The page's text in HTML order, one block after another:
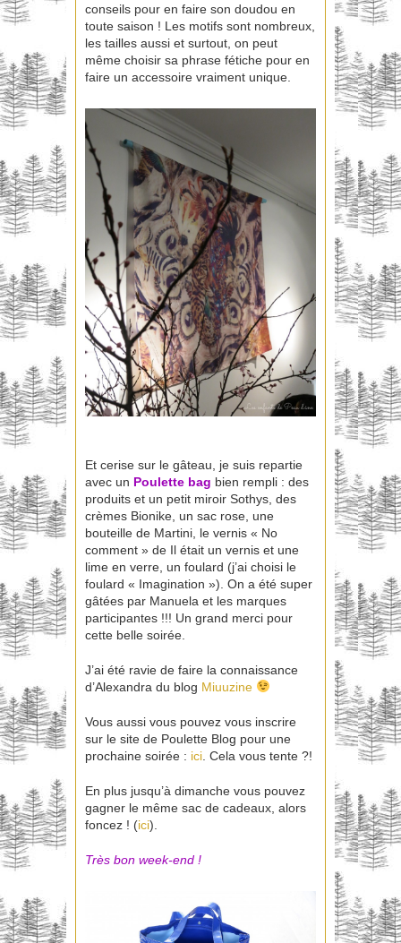
conseils pour en faire son doudou en
toute saison ! Les motifs sont nombreux,
les tailles aussi et surtout, on peut
même choisir sa phrase fétiche pour en
faire un accessoire vraiment unique.
Et cerise sur le gâteau, je suis repartie
avec un Poulette bag bien rempli : des
produits et un petit miroir Sothys, des
crèmes Bionike, un sac rose, une
bouteille de Martini, le vernis « No
comment » de Il était un vernis et une
lime en verre, un foulard (j’ai choisi le
foulard « Imagination »). On a été super
gâtées par Manuela et les marques
participantes !!! Un grand merci pour
cette belle soirée.
J’ai été ravie de faire la connaissance
d’Alexandra du blog Miuuzine
Vous aussi vous pouvez vous inscrire
sur le site de Poulette Blog pour une
prochaine soirée : ici . Cela vous tente ?!
En plus jusqu’à dimanche vous pouvez
gagner le même sac de cadeaux, alors
foncez ! (ici).
Très bon week-end !